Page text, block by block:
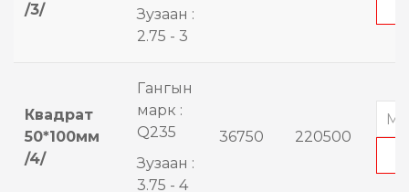
/3/
Зузаан :
2.75 - 3
Квадрат
50*100мм
/4/
Гангын
марк :
Q235
Зузаан :
3.75 - 4
36750 220500